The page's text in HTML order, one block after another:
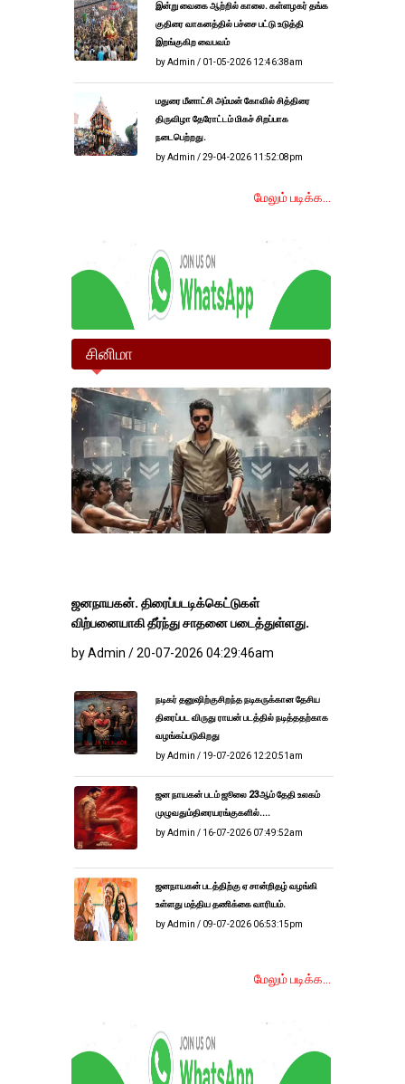
இன்று வைகை ஆற்றில் காலை. கள்ளழகர் தங்க
குதிரை வாகனத்தில் பச்சை பட்டு உடுத்தி
இறங்குகிற வைபவம்
by Admin / 01-05-2026 12:46:38am
மதுரை மீனாட்சி அம்மன் கோவில் சித்திரை
திருவிழா தேரோட்டம் மிகச் சிறப்பாக
நடைபெற்றது.
by Admin / 29-04-2026 11:52:08pm
மேலும் படிக்க...
சினிமா
ஜனநாயகன். திரைப்படடிக்கெட்டுகள்
விற்பனையாகி தீர்ந்து சாதனை படைத்துள்ளது.
by Admin / 20-07-2026 04:29:46am
நடிகர் தனுஷிற்குசிறந்த நடிகருக்கான தேசிய
திரைப்பட விருது ராயன் படத்தில் நடித்ததற்காக
வழங்கப்படுகிறது
by Admin / 19-07-2026 12:20:51am
ஜன நாயகன் படம் ஜூலை 23ஆம் தேதி உலகம்
முழுவதும்திரையரங்குகளில்....
by Admin / 16-07-2026 07:49:52am
ஜனநாயகன் படத்திற்கு ஏ சான்றிதழ் வழங்கி
உள்ளது மத்திய தணிக்கை வாரியம்.
by Admin / 09-07-2026 06:53:15pm
மேலும் படிக்க...